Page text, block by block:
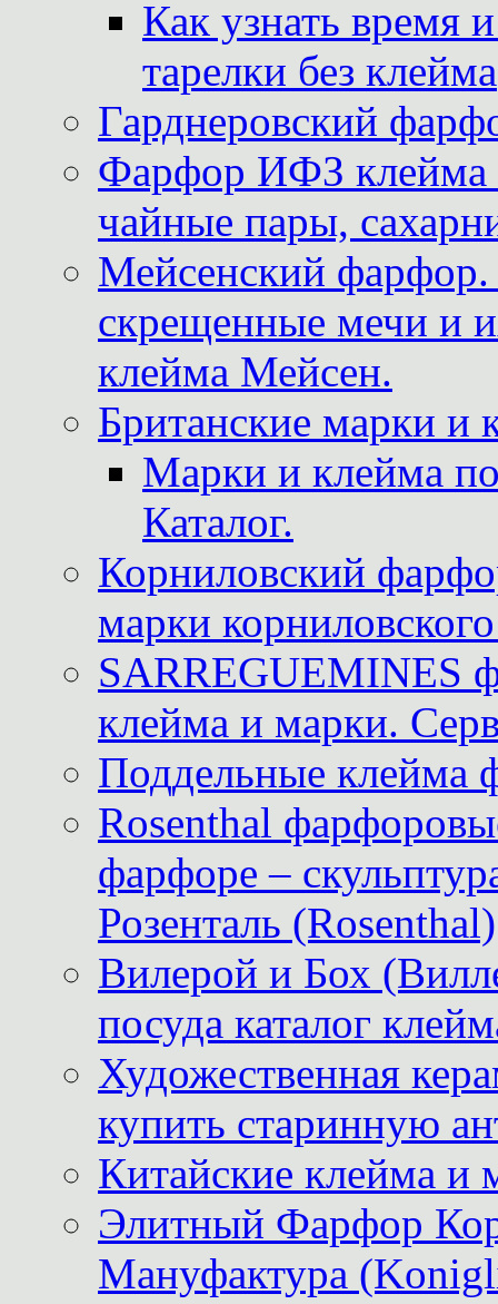
Как узнать время
тарелки без клейма
Гарднеровский
Фарфор ИФЗ клейма
чайные пары,
Мейсенский фарфор.
скрещенные мечи и
клейма Мейсен.
Британские марки и
Марки и клейма
Каталог.
Корниловский
марки
SARREGUEMINES
клейма и марки.
Поддельные клейма
Rosenthal
фарфоре –
Розенталь (Rosenthal)
Вилерой и Бох
посуда каталог
Художественная
купить старинную
Китайские клейма и
Элитный Фарфор
Мануфактура